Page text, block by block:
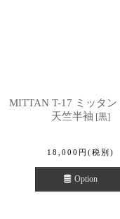
MITTAN T-17 ミッタン
天竺半袖 [黒]
18,000 円 (税別)
Option